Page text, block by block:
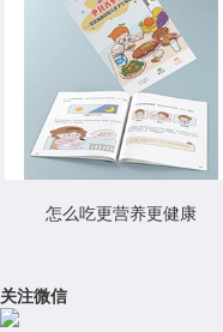
怎么吃更营养更健康
关注微信